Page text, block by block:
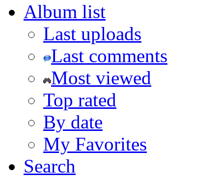
Album list
Last uploads
Last comments
Most viewed
Top rated
By date
My Favorites
Search